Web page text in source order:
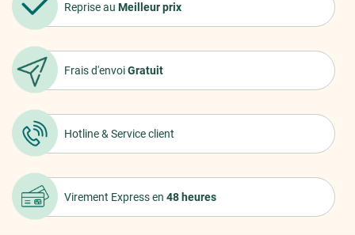
Reprise au Meilleur prix
Frais d'envoiGratuit
Hotline & Service client
Virement Expressen 48 heures